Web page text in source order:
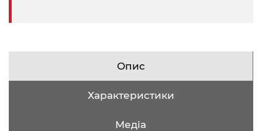
Опис
Характеристики
Медіа